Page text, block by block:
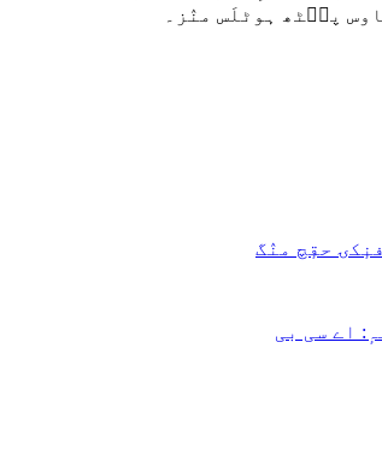
پٮ۪ٹھ ہوٹلَس منٛز۔
حقٕچ منٛگ
اے سی بی